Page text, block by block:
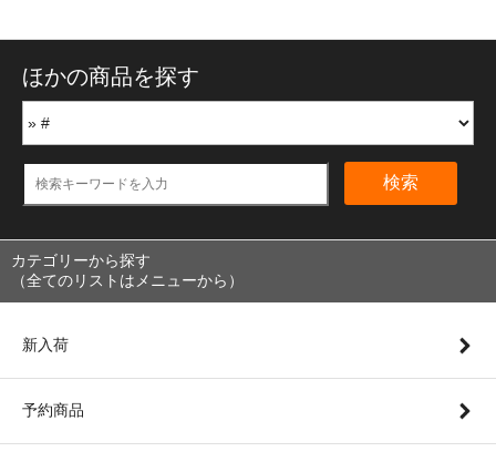
ほかの商品を探す
検索
カテゴリーから探す
（全てのリストはメニューから）
新入荷
予約商品